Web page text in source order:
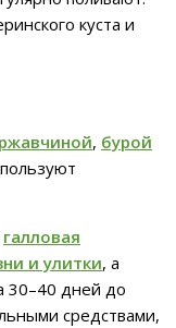
куста и
ржавчиной, бурой
галловая
и улитки, а
30–40 дней до
средствами,